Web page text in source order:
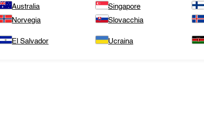
Australia
Singapore
Norvegia
Slovacchia
El Salvador
Ucraina